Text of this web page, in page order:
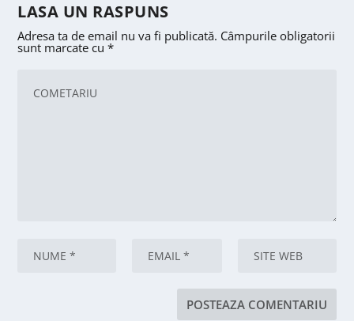
LASA UN RASPUNS
Adresa ta de email nu va fi publicată. Câmpurile obligatorii
sunt marcate cu*